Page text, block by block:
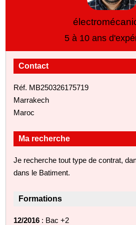
5 à 10 ans
Contact
Réf. MB250326175719
Marrakech
Maroc
Ma recherche
Je recherche tout type de contrat,
dans le Batiment.
Formations
12/2016 : Bac +2